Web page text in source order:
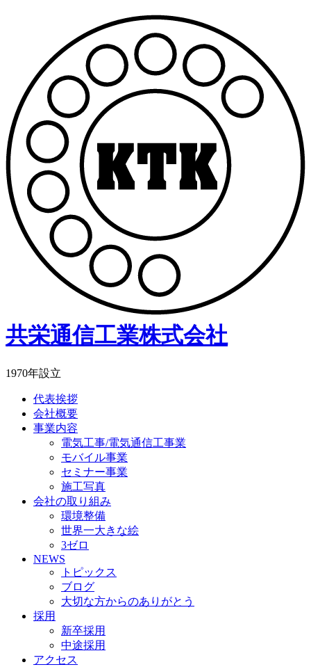
共栄通信工業株式会社
1970年設立
代表挨拶
会社概要
事業内容
電気工事/電気通信工事業
モバイル事業
セミナー事業
施工写真
会社の取り組み
環境整備
世界一大きな絵
3ゼロ
NEWS
トピックス
ブログ
大切な方からのありがとう
採用
新卒採用
中途採用
アクセス